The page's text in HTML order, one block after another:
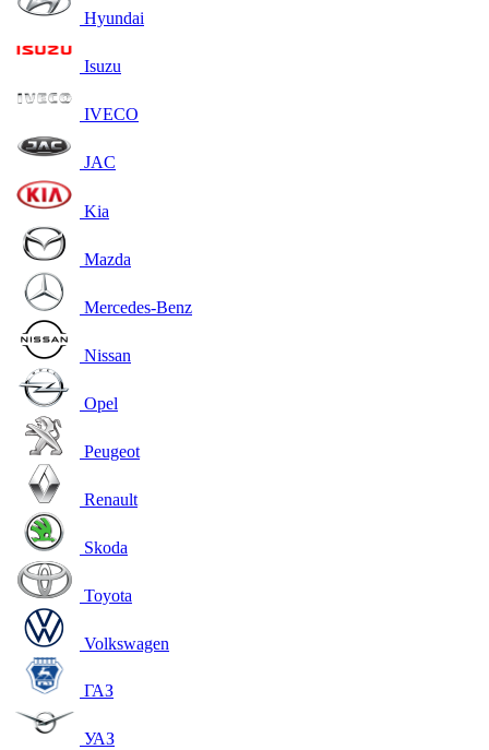
Hyundai
Isuzu
IVECO
JAC
Kia
Mazda
Mercedes-Benz
Nissan
Opel
Peugeot
Renault
Skoda
Toyota
Volkswagen
ГАЗ
УАЗ